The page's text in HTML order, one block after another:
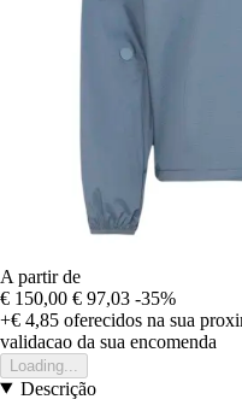
A partir de
€ 150,00 € 97,03 -35%
+€ 4,85 oferecidos na sua
validacao da sua encomenda
Loading...
Descrição